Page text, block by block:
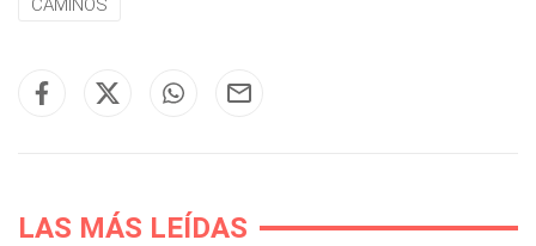
CAMINOS
LAS MÁS LEÍDAS